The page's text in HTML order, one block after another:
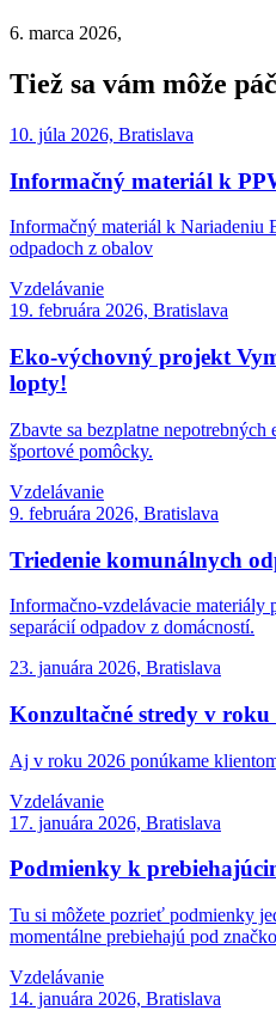
6. marca 2026,
Tiež sa vám môže
10. júla 2026, Bratislava
Informačný materiál k
Informačný materiál k Nariadeniu
odpadoch z obalov
Vzdelávanie
19. februára 2026, Bratislava
Eko-výchovný projekt
lopty!
Zbavte sa bezplatne nepotrebných
športové pomôcky.
Vzdelávanie
9. februára 2026, Bratislava
Triedenie komunálnych
Informačno-vzdelávacie materiály
separácií odpadov z domácností.
23. januára 2026, Bratislava
Konzultačné stredy v roku
Aj v roku 2026 ponúkame
Vzdelávanie
17. januára 2026, Bratislava
Podmienky k
Tu si môžete pozrieť podmienky
momentálne prebiehajú pod
Vzdelávanie
14. januára 2026, Bratislava